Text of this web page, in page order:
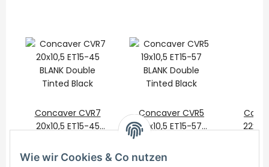
Concaver CVR7
20x10,5 ET15-45
Tinted Black
Concaver CVR5
19x10,5 ET15-57
Tinted Black
Wie wir Cookies & Co nutzen